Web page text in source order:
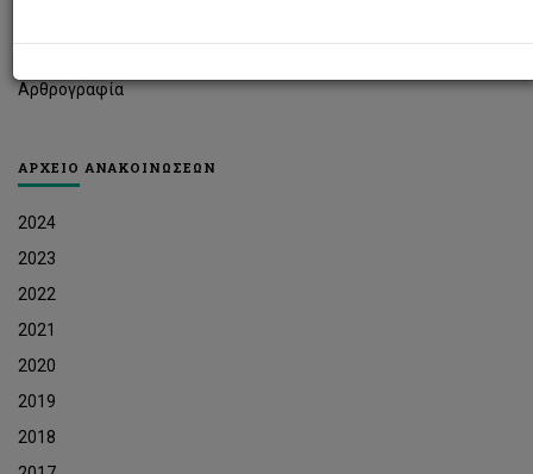
Αρθρογραφία
ΑΡΧΕΙΟ ΑΝΑΚΟΙΝΩΣΕΩΝ
2024
2023
2022
2021
2020
2019
2018